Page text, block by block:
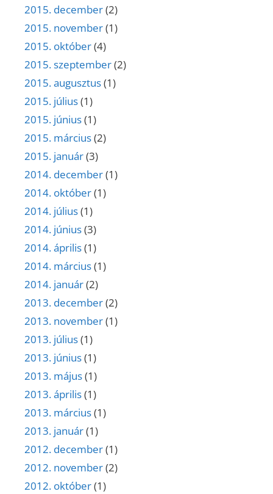
2015. december(2)
2015. november(1)
2015. október(4)
2015. szeptember(2)
2015. augusztus(1)
2015. július(1)
2015. június(1)
2015. március(2)
2015. január(3)
2014. december(1)
2014. október(1)
2014. július(1)
2014. június(3)
2014. április(1)
2014. március(1)
2014. január(2)
2013. december(2)
2013. november(1)
2013. július(1)
2013. június(1)
2013. május(1)
2013. április(1)
2013. március(1)
2013. január(1)
2012. december(1)
2012. november(2)
2012. október(1)